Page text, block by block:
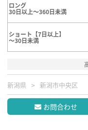
ロング
30日以上～360日未満
ショート【7日以上】
～30日未満
新潟県 新潟市中央区
お問合わせ